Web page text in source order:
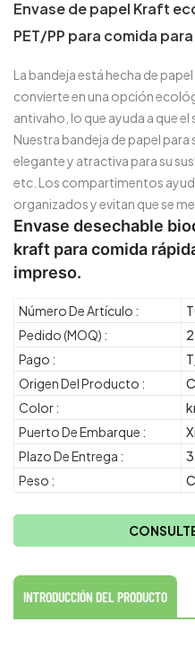
Envase de papel Kraft
PET/PP para comida
La bandeja está hecha de
convierte en una opción
antivaho, lo que ayuda a que el
Nuestra bandeja de papel
elegante y atractiva para su
etc. Los compartimentos
organizados y evitan que se
Envase desechable
kraft para comida
impreso.
Número De Artículo :
Pedido (MOQ) :
Pago :
Origen Del Producto :
Color :
Puerto De Embarque :
Plazo De Entrega :
Peso :
INTRODUCCIÓN DEL PRODUCTO